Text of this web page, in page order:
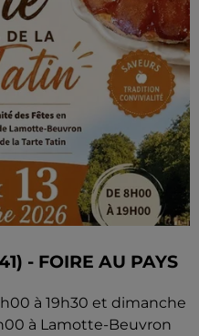
- FOIRE AU PAYS
à 19h30 et dimanche
à Lamotte-Beuvron